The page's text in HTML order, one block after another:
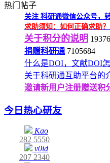
热门帖子
关注 科研通微信公众号，
求助须知：如何正确求助？
关于积分的说明
捐赠科研通 7105684
什么是DOI，文献DOI怎
关于科研通互助平台的
邀请新用户注册赠送积
今日热心研友
Kao
282 5550
v0id
207 2340